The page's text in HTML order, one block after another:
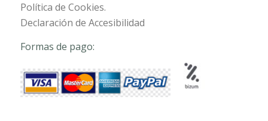
Política de Cookies.
Declaración de Accesibilidad
Formas de pago: